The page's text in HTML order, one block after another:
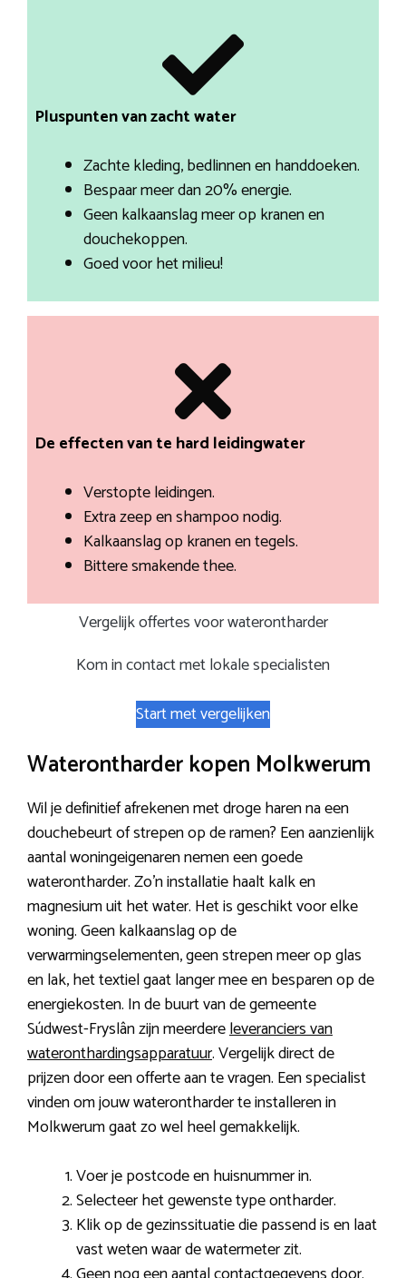
Pluspunten van zacht water
Zachte kleding, bedlinnen en handdoeken.
Bespaar meer dan 20% energie.
Geen kalkaanslag meer op kranen en
douchekoppen.
Goed voor het milieu!
De effecten van te hard leidingwater
Verstopte leidingen.
Extra zeep en shampoo nodig.
Kalkaanslag op kranen en tegels.
Bittere smakende thee.
Vergelijk offertes voor waterontharder
Kom in contact met lokale specialisten
Start met vergelijken
Waterontharder kopen Molkwerum
Wil je definitief afrekenen met droge haren na een
douchebeurt of strepen op de ramen? Een aanzienlijk
aantal woningeigenaren nemen een goede
waterontharder. Zo’n installatie haalt kalk en
magnesium uit het water. Het is geschikt voor elke
woning. Geen kalkaanslag op de
verwarmingselementen, geen strepen meer op glas
en lak, het textiel gaat langer mee en besparen op de
energiekosten. In de buurt van de gemeente
Súdwest-Fryslân zijn meerdereleveranciers van
wateronthardingsapparatuur. Vergelijk direct de
prijzen door een offerte aan te vragen. Een specialist
vinden om jouw waterontharder te installeren in
Molkwerum gaat zo wel heel gemakkelijk.
Voer je postcode en huisnummer in.
Selecteer het gewenste type ontharder.
Klik op de gezinssituatie die passend is en laat
vast weten waar de watermeter zit.